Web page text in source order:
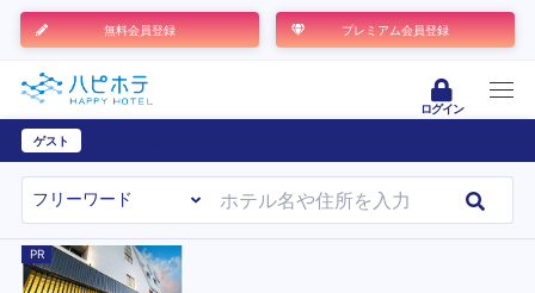
無料会員登録 プレミアム会員登録
ログイン
ゲスト
PR